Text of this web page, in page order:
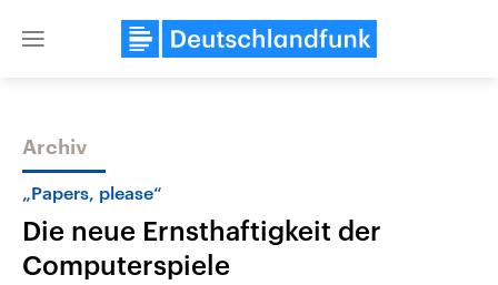
Close
Themen
Archiv
„Papers, please“
Die neue Ernsthaftigkeit der
Computerspiele